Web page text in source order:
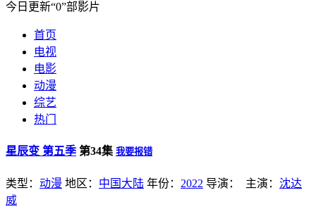
今日更新“0”部影片
首页
电视
电影
动漫
综艺
热门
星辰变 第五季第34集 我要报错
类型： 动漫 地区： 中国大陆 年份： 2022 导演： 主演： 沈达
威